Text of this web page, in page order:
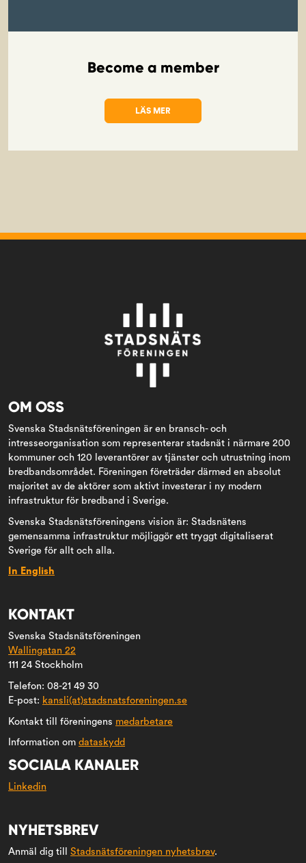
Become a member
LÄS MER
OM BECOME A MEMBER
OM OSS
Svenska Stadsnätsföreningen är en bransch- och
intresseorganisation som representerar stadsnät i närmare 200
kommuner och 120 leverantörer av tjänster och utrustning inom
bredbandsområdet. Föreningen företräder därmed en absolut
majoritet av de aktörer som aktivt investerar i ny modern
infrastruktur för bredband i Sverige.
Svenska Stadsnätsföreningens vision är: Stadsnätens
gemensamma infrastruktur möjliggör ett tryggt digitaliserat
Sverige för allt och alla.
In English
KONTAKT
Svenska Stadsnätsföreningen
Wallingatan 22
111 24 Stockholm
Telefon: 08-21 49 30
E-post: kansli(at)stadsnatsforeningen.se
Kontakt till föreningens medarbetare
Information om dataskydd
SOCIALA KANALER
Linkedin
NYHETSBREV
Anmäl dig till Stadsnätsföreningen nyhetsbrev.